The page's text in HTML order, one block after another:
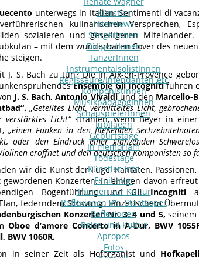
Künstler
Interviews
SängerInnen
DirigentInnen
TänzerInnen
InstrumentalsolistInnen
Regisseure/Intendanten-etc
KomponistInnen
MusikpädagogInnen
SchauspielerInnen
Jubilaeen
Geburtstage
In memoriam
Todestage
Künstler-Info
Feuilleton
Themen zur Kultur
Reflexionen Wr. Staatsoper
Reflexionen
Reise und Kultur
Apropos
Fotos
unterwegs in Italien: Sentimenti di
kulinarischen Versprechen,
sozialeren und geselligeren
– mit dem wunderbaren Cover des
steigen.
J. S. Bach zu tun? Die in Aix-en-Provence
Ensemble Gli Incognitiführen
J. S. Bach, Antonio Vivaldiund den Marcello-
„Geteiltes Licht, vermitteltes Licht,
verstärktes Licht“strahlen, wenn Beyer in
„einen Funken in den fließenden
oder den Eindruck einer glänzenden
eröffnet und den deutschen Komponisten so
wir die Kunst der Fuge, Kantaten,
gewordenen Konzerten. In einigen davon erfreut
Bogenführung undGli Incogniti
federndem Schwung, tänzerischem
Konzerten Nr. 3, 4 und 5,seinem
Oboe d’amore Concerto in A-Dur, BWV
BWV 1060R.
in seiner Zeit als Hoforganist und